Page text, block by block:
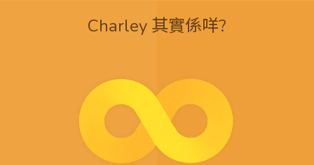
Charley 其實係咩?